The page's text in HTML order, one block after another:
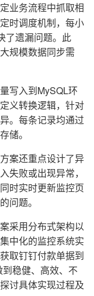
业务流程中抓取相
时调度机制，每小
了遗漏问题。此
规模数据同步需
写入到MySQL环
义转换逻辑，针对
。每条记录均通过
储。
案还重点设计了异
失败或出现异常，
时实时更新监控页
问题。
采用分布式架构以
中化的监控系统实
取钉钉付款单据到
稳健、高效、不
讨具体实现过程及